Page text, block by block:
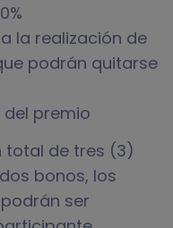
la realización de
podrán quitarse
premio
total de tres (3)
bonos, los
ser